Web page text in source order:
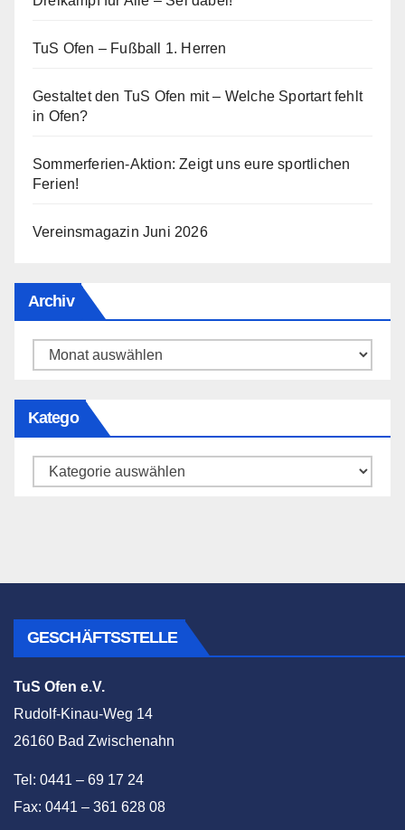
TuS Ofen – Fußball 1. Herren
Gestaltet den TuS Ofen mit – Welche Sportart fehlt
in Ofen?
Sommerferien-Aktion: Zeigt uns eure sportlichen
Ferien!
Vereinsmagazin Juni 2026
Archiv
Archiv
Katego
Katego
GESCHÄFTSSTELLE
TuS Ofen e.V.
Rudolf-Kinau-Weg 14
26160 Bad Zwischenahn
Tel: 0441 – 69 17 24
Fax: 0441 – 361 628 08